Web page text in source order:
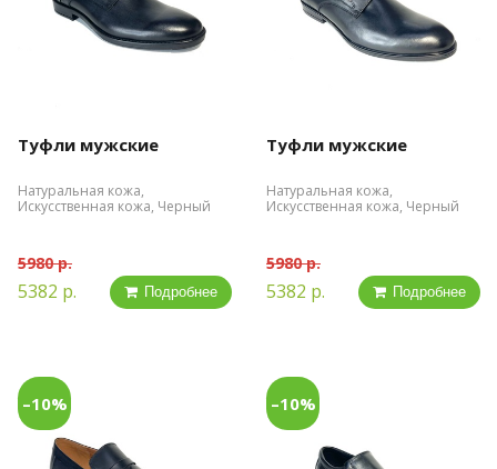
Туфли мужские
Натуральная кожа,
Искусственная кожа, Черный
5980 р.
5382 р. Подробнее
Туфли мужские
Натуральная кожа,
Искусственная кожа, Черный
5980 р.
5382 р. Подробнее
–10% –10%